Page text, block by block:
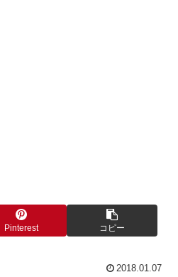
Pinterest コピー
2018.01.07